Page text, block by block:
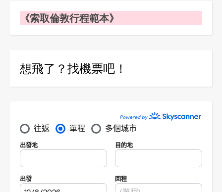
《索取倫敦行程範本》
想飛了？找機票吧！